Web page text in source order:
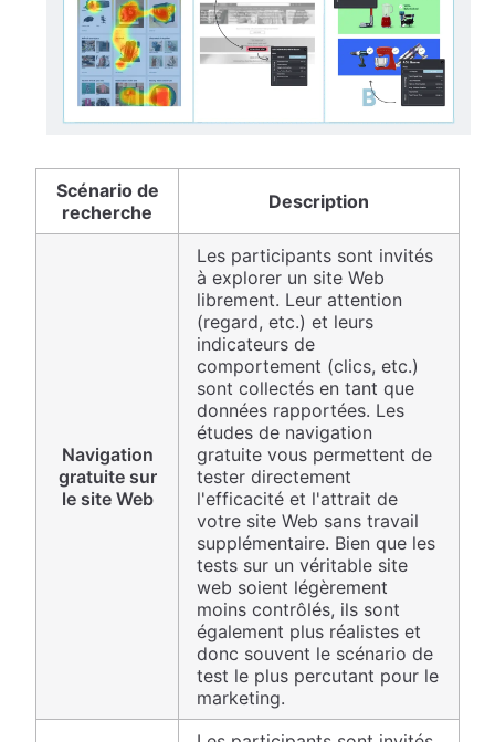
Scénario de
recherche
Description
Navigation
gratuite sur
le site Web
Les participants sont invités
à explorer un site Web
librement. Leur attention
(regard, etc.) et leurs
indicateurs de
comportement (clics, etc.)
sont collectés en tant que
données rapportées. Les
études de navigation
gratuite vous permettent de
tester directement
l'efficacité et l'attrait de
votre site Web sans travail
supplémentaire. Bien que les
tests sur un véritable site
web soient légèrement
moins contrôlés, ils sont
également plus réalistes et
donc souvent le scénario de
test le plus percutant pour le
marketing.